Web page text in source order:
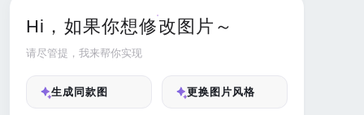
Hi，如果你想修改图片～
请尽管提，我来帮你实现
生成同款图 更换图片风格